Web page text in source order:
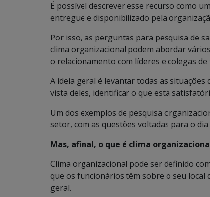
É possível descrever esse recurso como
entregue e disponibilizado pela
Por isso, as perguntas para pesquisa de
clima organizacional podem abordar
o relacionamento com líderes e colegas
A ideia geral é levantar todas as
vista deles, identificar o que está
Um dos exemplos de pesquisa
setor, com as questões voltadas para o
Mas, afinal, o que é clima
Clima organizacional pode ser definido
que os funcionários têm sobre o seu local
geral.